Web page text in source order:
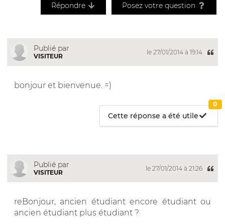
Répondre Posez votre question
Publié par
VISITEUR
le 27/01/2014 à 19:14
bonjour et bienvenue. =)
Cette réponse a été utile
0
Publié par
VISITEUR
le 27/01/2014 à 21:26
reBonjour, ancien étudiant encore étudiant ou
ancien étudiant plus étudiant ?